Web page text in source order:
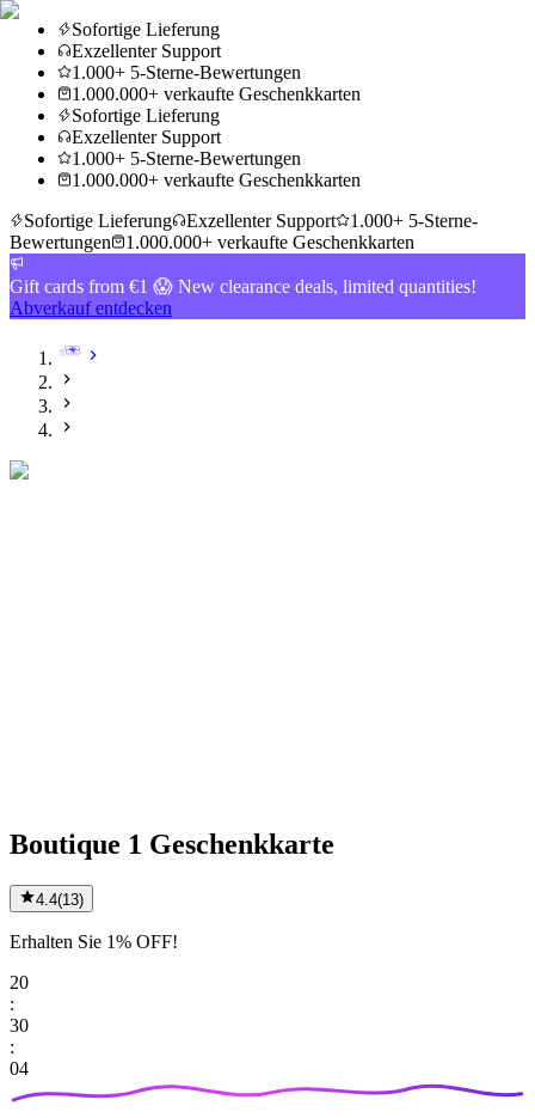
Sofortige Lieferung
Exzellenter Support
1.000+ 5-Sterne-Bewertungen
1.000.000+ verkaufte Geschenkkarten
Sofortige Lieferung
Exzellenter Support
1.000+ 5-Sterne-Bewertungen
1.000.000+ verkaufte Geschenkkarten
Sofortige Lieferung
Exzellenter Support
1.000+ 5-Sterne-
Bewertungen
1.000.000+ verkaufte Geschenkkarten
Gift cards from €1 😱 New clearance deals, limited quantities!
Abverkauf entdecken
Boutique 1 Geschenkkarte
4.4(13)
Erhalten Sie 1% OFF!
20
:
30
:
04